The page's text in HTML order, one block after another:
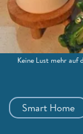
Smart Home
Keine Lust mehr auf